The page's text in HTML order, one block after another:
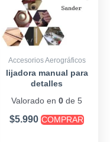
Accesorios Aerográficos
lijadora manual para
detalles
Valorado en0 de 5
$5.990 COMPRAR